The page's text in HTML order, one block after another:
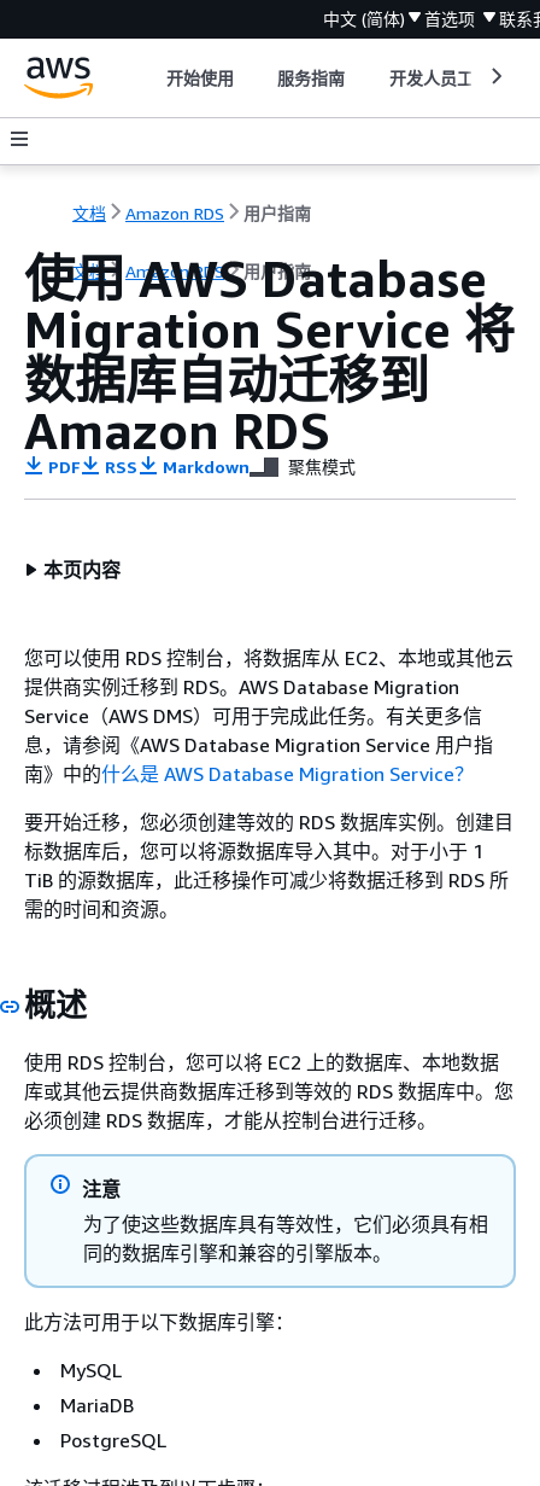
中文 (简体) 首选项 联系
开始使用 服务指南 开发人员工具
文档 Amazon RDS 用户指南
文档 Amazon RDS 用户指南
使用 AWS Database
Migration Service 将
数据库自动迁移到
Amazon RDS
PDF RSS Markdown 聚焦模式
本页内容
您可以使用 RDS 控制台，将数据库从 EC2、本地或其他云
提供商实例迁移到 RDS。AWS Database Migration
Service（AWS DMS）可用于完成此任务。有关更多信
息，请参阅《AWS Database Migration Service 用户指
南》 中的什么是 AWS Database Migration Service？
要开始迁移，您必须创建等效的 RDS 数据库实例 。创建目
标数据库后，您可以将源数据库导入其中。对于小于 1
TiB 的源数据库，此迁移操作可减少将数据迁移到 RDS 所
需的时间和资源。
概述
使用 RDS 控制台，您可以将 EC2 上的数据库、本地数据
库或其他云提供商数据库迁移到等效的 RDS 数据库中。您
必须创建 RDS 数据库，才能从控制台进行迁移。
注意
为了使这些数据库具有等效性，它们必须具有相
同的数据库引擎和兼容的引擎版本。
此方法可用于以下数据库引擎：
MySQL
MariaDB
PostgreSQL